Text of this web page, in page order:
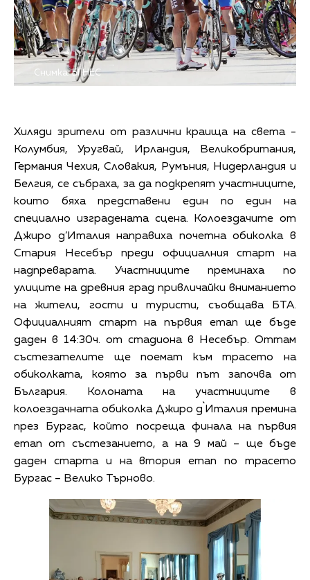
Снимка: БГНЕС
Хиляди зрители от различни краища на света -
Колумбия, Уругвай, Ирландия, Великобритания,
Германия Чехия, Словакия, Румъния, Нидерландия и
Белгия, се събраха, за да подкрепят участниците,
които бяха представени един по един на
специално изградената сцена. Колоездачите от
Джиро д’Италия направиха почетна обиколка в
Стария Несебър преди официалния старт на
надпреварата. Участниците преминаха по
улиците на древния град привличайки вниманието
на жители, гости и туристи, съобщава БТА.
Официалният старт на първия етап ще бъде
даден в 14:30ч. от стадиона в Несебър. Оттам
състезателите ще поемат към трасето на
обиколката, която за първи път започва от
България. Колоната на участниците в
колоездачната обиколка Джиро д`Италия премина
през Бургас, който посреща финала на първия
етап от състезанието, а на 9 май – ще бъде
даден старта и на втория етап по трасето
Бургас – Велико Търново.